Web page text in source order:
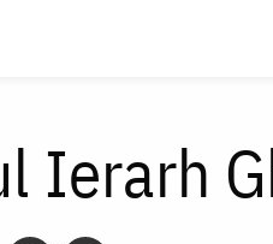
Ierarh